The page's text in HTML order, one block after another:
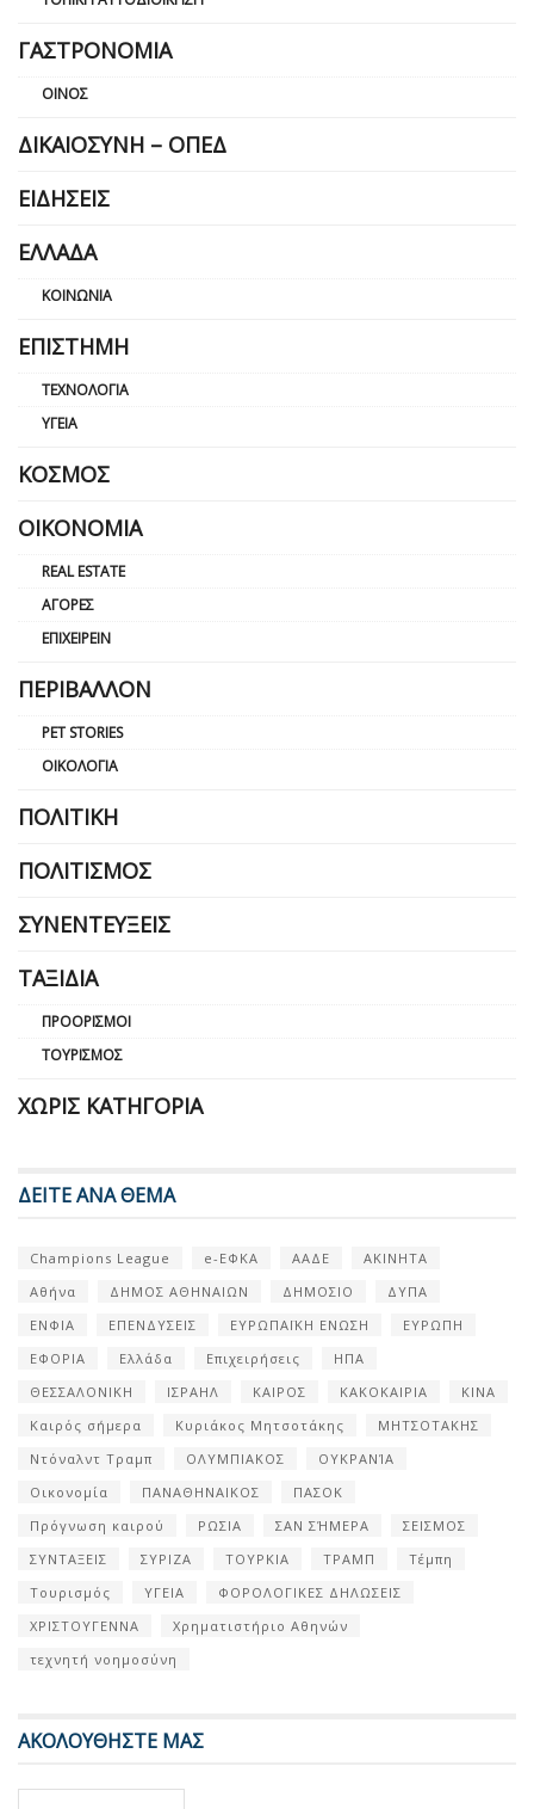
ΓΑΣΤΡΟΝΟΜΊΑ
ΟΊΝΟΣ
ΔΙΚΑΙΟΣΎΝΗ – ΟΠΕΔ
ΕΙΔΉΣΕΙΣ
ΕΛΛΆΔΑ
ΚΟΙΝΩΝΊΑ
ΕΠΙΣΤΉΜΗ
ΤΕΧΝΟΛΟΓΊΑ
ΥΓΕΊΑ
ΚΌΣΜΟΣ
ΟΙΚΟΝΟΜΊΑ
REAL ESTATE
ΑΓΟΡΈΣ
ΕΠΙΧΕΙΡΕΊΝ
ΠΕΡΙΒΆΛΛΟΝ
PET STORIES
ΟΙΚΟΛΟΓΊΑ
ΠΟΛΙΤΙΚΉ
ΠΟΛΙΤΙΣΜΌΣ
ΣΥΝΕΝΤΕΎΞΕΙΣ
ΤΑΞΊΔΙΑ
ΠΡΟΟΡΙΣΜΟΊ
ΤΟΥΡΙΣΜΌΣ
ΧΩΡΊΣ ΚΑΤΗΓΟΡΊΑ
ΔΕΙΤΕ ΑΝΑ ΘΕΜΑ
Champions League e-ΕΦΚΑ ΑΑΔΕ
ΑΚΙΝΗΤΑ
Αθήνα
ΔΗΜΟΣ ΑΘΗΝΑΙΩΝ ΔΗΜΟΣΙΟ
ΔΥΠΑ
ΕΝΦΙΑ
ΕΠΕΝΔΥΣΕΙΣ ΕΥΡΩΠΑΪΚΗ ΕΝΩΣΗ
ΕΥΡΩΠΗ
ΕΦΟΡΙΑ
Ελλάδα Επιχειρήσεις
ΗΠΑ
ΘΕΣΣΑΛΟΝΙΚΗ
ΙΣΡΑΗΛ ΚΑΙΡΟΣ ΚΑΚΟΚΑΙΡΙΑ
ΚΙΝΑ
Καιρός σήμερα
Κυριάκος Μητσοτάκης
ΜΗΤΣΟΤΑΚΗΣ
Ντόναλντ Τραμπ
ΟΛΥΜΠΙΑΚΟΣ
ΟΥΚΡΑΝΊΑ
Οικονομία
ΠΑΝΑΘΗΝΑΙΚΟΣ
ΠΑΣΟΚ
Πρόγνωση καιρού
ΡΩΣΙΑ ΣΑΝ ΣΉΜΕΡΑ
ΣΕΙΣΜΟΣ
ΣΥΝΤΑΞΕΙΣ
ΣΥΡΙΖΑ ΤΟΥΡΚΙΑ ΤΡΑΜΠ
Τέμπη
Τουρισμός
ΥΓΕΙΑ
ΦΟΡΟΛΟΓΙΚΕΣ ΔΗΛΩΣΕΙΣ
ΧΡΙΣΤΟΥΓΕΝΝΑ
Χρηματιστήριο Αθηνών
τεχνητή νοημοσύνη
ΑΚΟΛΟΥΘΗΣΤΕ ΜΑΣ